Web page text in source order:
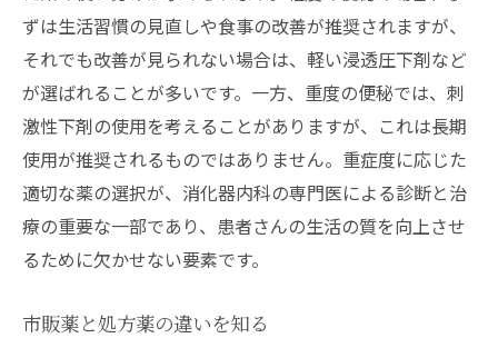
ずは生活習慣の見直しや食事の改善が推奨されますが、
それでも改善が見られない場合は、軽い浸透圧下剤など
が選ばれることが多いです。一方、重度の便秘では、刺
激性下剤の使用を考えることがありますが、これは長期
使用が推奨されるものではありません。重症度に応じた
適切な薬の選択が、消化器内科の専門医による診断と治
療の重要な一部であり、患者さんの生活の質を向上させ
るために欠かせない要素です。
市販薬と処方薬の違いを知る